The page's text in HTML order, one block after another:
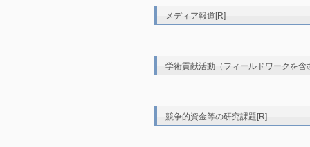
メディア報道[R]
学術貢献活動（フィールドワークを含
競争的資金等の研究課題[R]